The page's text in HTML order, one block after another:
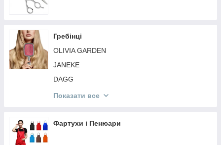
Гребінці
OLIVIA GARDEN
JANEKE
DAGG
SPL
SALON
Показати все
Фартухи і Пенюари